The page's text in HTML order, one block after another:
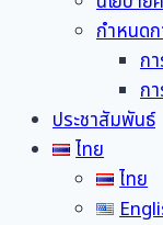
กำหนด
ก
ก
ประชาสัมพันธ์
ไทย
ไทย